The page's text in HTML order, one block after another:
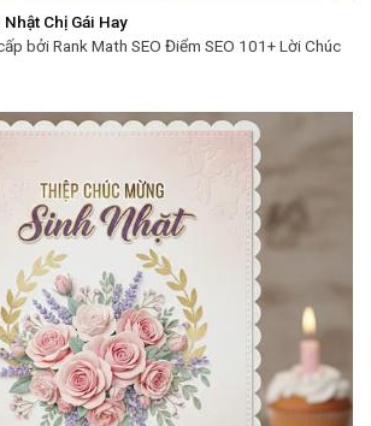
Chị Gái Hay
bởi Rank Math SEO Điểm SEO 101+ Lời Chúc